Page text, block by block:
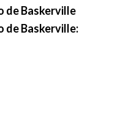
de Baskerville
de Baskerville: